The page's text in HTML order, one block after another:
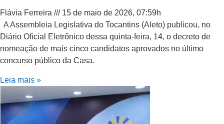
Flávia Ferreira
15 de maio de 2026, 07:59h
A Assembleia Legislativa do Tocantins (Aleto) publicou, no
Diário Oficial Eletrônico dessa quinta-feira, 14, o decreto de
nomeação de mais cinco candidatos aprovados no último
concurso público da Casa.
Leia mais »